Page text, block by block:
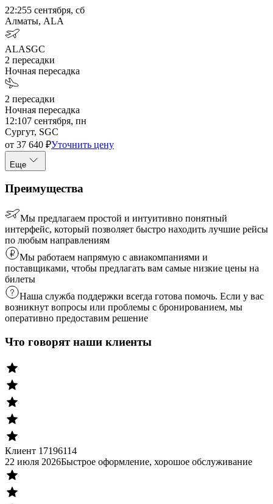
22:255 сентября, сб
Алматы, ALA
ALASGC
2 пересадки
Ночная пересадка
2 пересадки
Ночная пересадка
12:107 сентября, пн
Сургут, SGC
от 37 640 ₽Уточнить цену
Еще
Преимущества
Мы предлагаем простой и интуитивно понятный
интерфейс, который позволяет быстро находить лучшие рейсы
по любым направлениям
Мы работаем напрямую с авиакомпаниями и
поставщиками, чтобы предлагать вам самые низкие цены на
билеты
Наша служба поддержки всегда готова помочь. Если у вас
возникнут вопросы или проблемы с бронированием, мы
оперативно предоставим решение
Что говорят наши клиенты
Клиент 17196114
22 июля 2026Быстрое оформление, хорошое обслуживание